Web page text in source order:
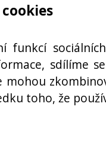
funkcí
sdílíme
mohou
toho, že
Cena s
Cena bez